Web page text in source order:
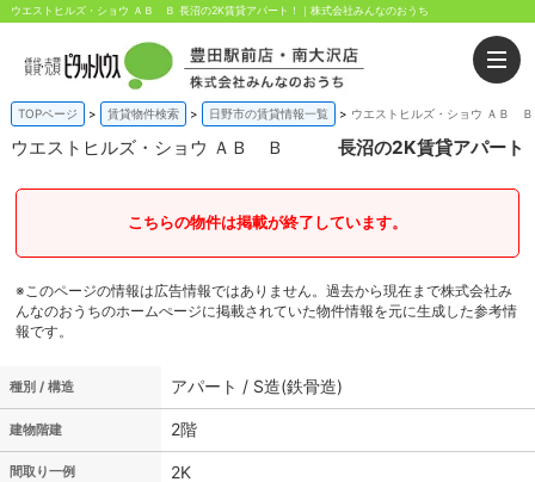
ウエストヒルズ・ショウ ＡＢ Ｂ 長沼の2K賃貸アパート！｜株式会社みんなのおうち
TOPページ 賃貸物件検索 日野市の賃貸情報一覧 ウエストヒルズ・ショウ ＡＢ
ウエストヒルズ・ショウ ＡＢ Ｂ 長沼の2K賃貸アパート
こちらの物件は掲載が終了しています。
※このページの情報は広告情報ではありません。過去から現在まで株式会社み
んなのおうちのホームぺージに掲載されていた物件情報を元に生成した参考情
報です。
種別 / 構造 アパート / S造(鉄骨造)
建物階建 2階
間取り一例 2K